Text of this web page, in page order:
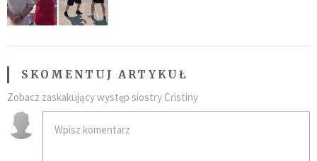
SKOMENTUJ ARTYKUŁ
Zobacz zaskakujący występ siostry Cristiny